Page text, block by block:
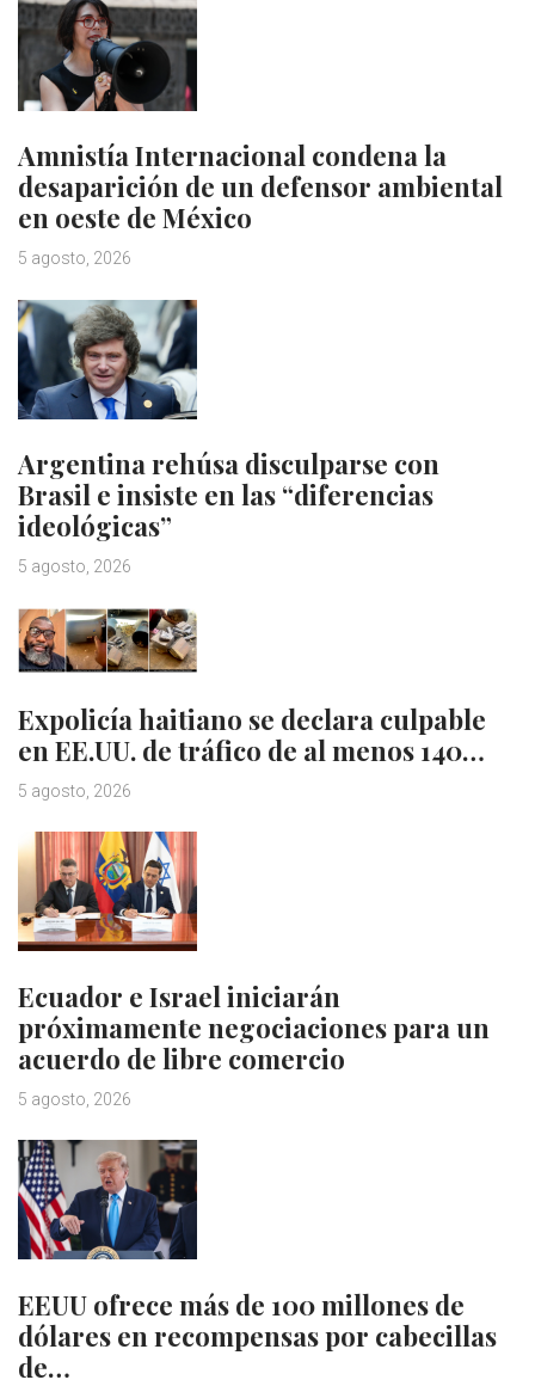
Amnistía Internacional condena la
desaparición de un defensor ambiental
en oeste de México
5 agosto, 2026
Argentina rehúsa disculparse con
Brasil e insiste en las “diferencias
ideológicas”
5 agosto, 2026
Expolicía haitiano se declara culpable
en EE.UU. de tráfico de al menos 140…
5 agosto, 2026
Ecuador e Israel iniciarán
próximamente negociaciones para un
acuerdo de libre comercio
5 agosto, 2026
EEUU ofrece más de 100 millones de
dólares en recompensas por cabecillas
de…